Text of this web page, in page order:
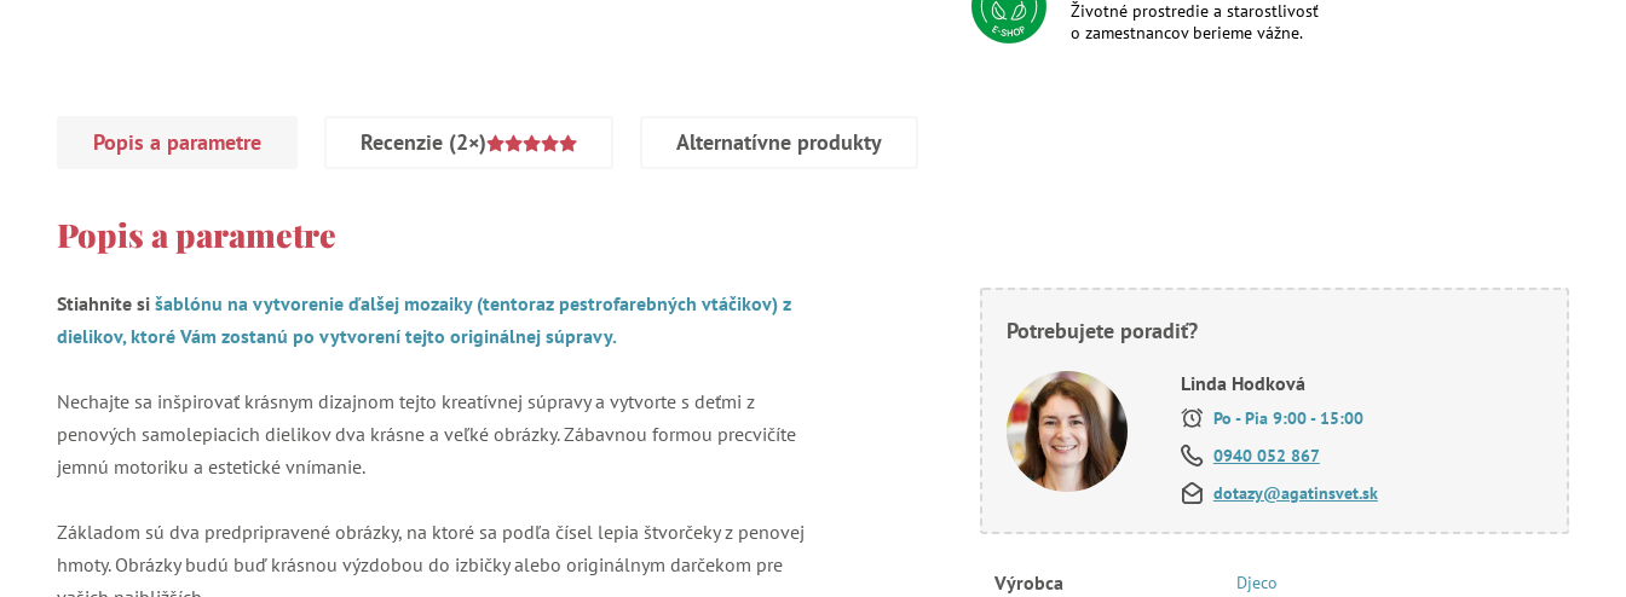
Životné prostredie a starostlivosť
o zamestnancov berieme vážne.
Popis a parametre Recenzie (2×) Alternatívne produkty
Popis a parametre
Stiahnite si šablónu na vytvorenie ďalšej mozaiky (tentoraz pestrofarebných vtáčikov) z
dielikov, ktoré Vám zostanú po vytvorení tejto originálnej súpravy.
Nechajte sa inšpirovať krásnym dizajnom tejto kreatívnej súpravy a vytvorte s deťmi z
penových samolepiacich dielikov dva krásne a veľké obrázky. Zábavnou formou precvičíte
jemnú motoriku a estetické vnímanie.
Základom sú dva predpripravené obrázky, na ktoré sa podľa čísel lepia štvorčeky z penovej
hmoty. Obrázky budú buď krásnou výzdobou do izbičky alebo originálnym darčekom pre
Potrebujete poradiť?
Linda Hodková
Po - Pia 9:00 - 15:00
0940 052 867
dotazy@agatinsvet.sk
Výrobca Djeco